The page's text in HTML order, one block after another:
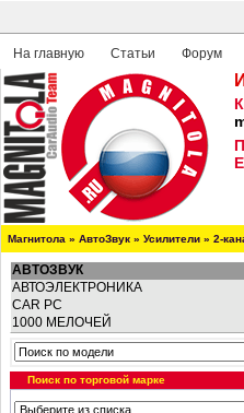
На главную Статьи Форум
Магнитола » АвтоЗвук » Усилители » 2-
АВТОЗВУК
АВТОЭЛЕКТРОНИКА
CAR PC
1000 МЕЛОЧЕЙ
Поиск по торговой марке